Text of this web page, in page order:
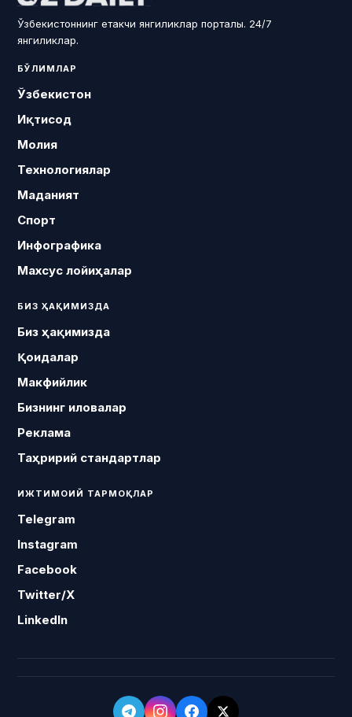
Ўзбекистоннинг етакчи янгиликлар порталы. 24/7
янгиликлар.
БЎЛИМЛАР
Ўзбекистон
Иқтисод
Молия
Технологиялар
Маданият
Спорт
Инфографика
Махсус лойиҳалар
БИЗ ҲАҚИМИЗДА
Биз ҳақимизда
Қоидалар
Макфийлик
Бизнинг иловалар
Реклама
Таҳририй стандартлар
ИЖТИМОИЙ ТАРМОҚЛАР
Telegram
Instagram
Facebook
Twitter/X
LinkedIn